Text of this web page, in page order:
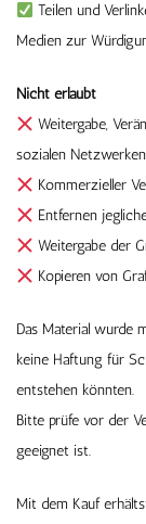
Teilen und
Medien zur
Nicht erlaubt
Weitergabe,
sozialen
Kommerzieller
Entfernen
Weitergabe der
Kopieren von
Das Material wurde
keine Haftung für
entstehen könnten.
Bitte prüfe vor der
geeignet ist.
Mit dem Kauf